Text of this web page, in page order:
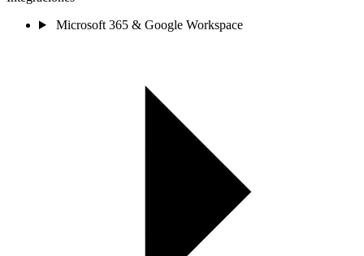
Microsoft 365 & Google Workspace